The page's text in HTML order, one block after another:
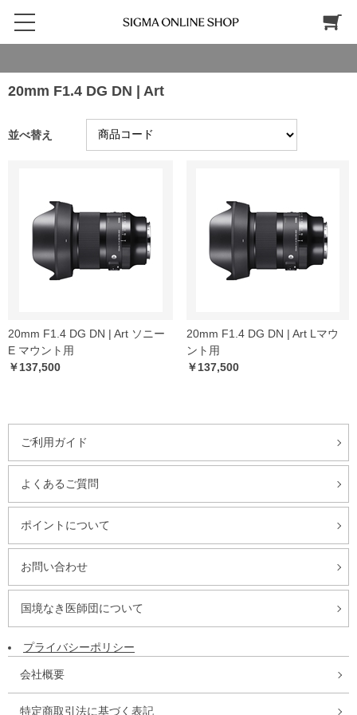
20mm F1.4 DG DN | Art
並べ替え
20mm F1.4 DG DN | Art ソニー
E マウント用
￥137,500
20mm F1.4 DG DN | Art Lマウ
ント用
￥137,500
ご利用ガイド
よくあるご質問
ポイントについて
お問い合わせ
国境なき医師団について
プライバシーポリシー
会社概要
特定商取引法に基づく表記